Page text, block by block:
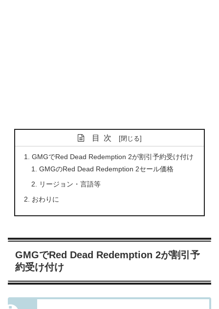
目次
GMGでRed Dead Redemption 2が割引予約受け付け
GMGのRed Dead Redemption 2セール価格
リージョン・言語等
おわりに
GMGでRed Dead Redemption 2が割引予
約受け付け